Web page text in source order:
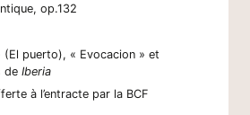
op.132
(El puerto), « Evocacion » et
de Iberia
à l’entracte par la BCF